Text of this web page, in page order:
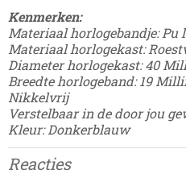
Kenmerken:
Materiaal horlogebandje: Pu
Materiaal horlogekast:
Diameter horlogekast: 40
Breedte horlogeband: 19
Nikkelvrij
Verstelbaar in de door jou
Kleur: Donkerblauw
Reacties